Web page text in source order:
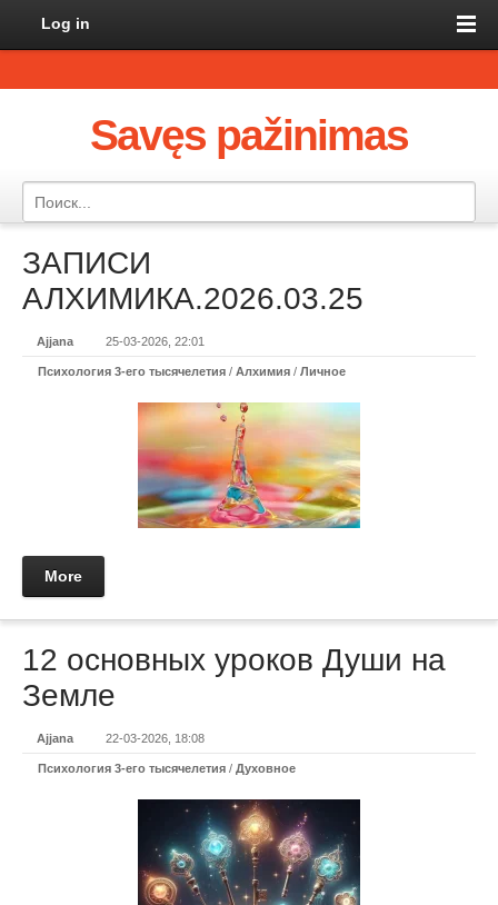
Log in
Savęs pažinimas
ЗАПИСИ
АЛХИМИКА.2026.03.25
Ajjana 25-03-2026, 22:01
Психология 3-его тысячелетия / Алхимия / Личное
More
12 основных уроков Души на
Земле
Ajjana 22-03-2026, 18:08
Психология 3-его тысячелетия / Духовное